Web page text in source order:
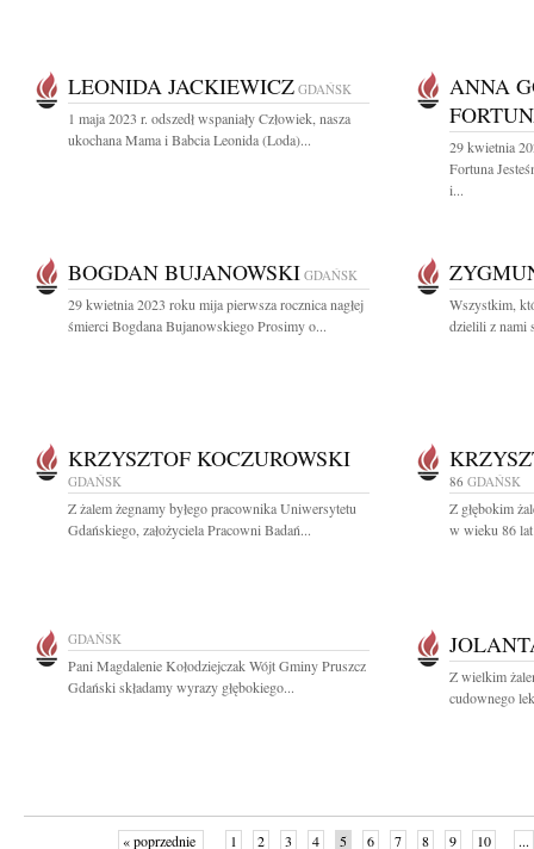
LEONIDA JACKIEWICZ GDAŃSK
1 maja 2023 r. odszedł wspaniały Człowiek, nasza
ukochana Mama i Babcia Leonida (Loda)...
ANNA
29 kwietnia
Fortuna
i...
BOGDAN BUJANOWSKI GDAŃSK
29 kwietnia 2023 roku mija pierwsza rocznica nagłej
śmierci Bogdana Bujanowskiego Prosimy o...
Wszystkim,
dzielili z nami
KRZYSZTOF KOCZUROWSKI
GDAŃSK
Z żalem żegnamy byłego pracownika Uniwersytetu
Gdańskiego, założyciela Pracowni Badań...
86 GDAŃSK
Z głębokim
w wieku 86 lat
GDAŃSK
Pani Magdalenie Kołodziejczak Wójt Gminy Pruszcz
Gdański składamy wyrazy głębokiego...
Z wielkim
cudownego
« poprzednie 1 2 3 4 5 6 7 8 9 10 ...